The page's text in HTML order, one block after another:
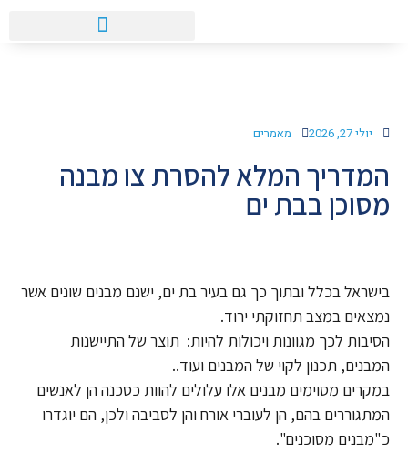
יולי 27, 2026 מאמרים
המדריך המלא להסרת צו מבנה
מסוכן בבת ים
בישראל בכלל ובתוך כך גם בעיר בת ים, ישנם מבנים שונים אשר
נמצאים במצב תחזוקתי ירוד.
הסיבות לכך מגוונות ויכולות להיות: תוצר של התיישנות
המבנים, תכנון לקוי של המבנים ועוד..
במקרים מסוימים מבנים אלו עלולים להוות כסכנה הן לאנשים
המתגוררים בהם, הן לעוברי אורח והן לסביבה ולכן, הם יוגדרו
כ"מבנים מסוכנים".